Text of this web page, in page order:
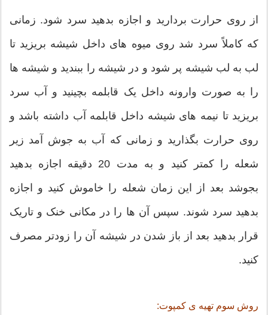
از روی حرارت بردارید و اجازه بدهید سرد شود. زمانی
که کاملاً سرد شد روی میوه های داخل شیشه بریزید تا
لب به لب شیشه پر شود و در شیشه را ببندید و شیشه ها
را به صورت وارونه داخل یک قابلمه بچینید و آب سرد
بریزید تا نیمه های شیشه داخل قابلمه آب داشته باشد و
روی حرارت بگذارید و زمانی که آب به جوش آمد زیر
شعله را کمتر کنید و به مدت 20 دقیقه اجازه بدهید
بجوشد بعد از این زمان شعله را خاموش کنید و اجازه
بدهید سرد شوند. سپس آن ها را در مکانی خنک و تاریک
قرار بدهید بعد از باز شدن در شیشه آن را زودتر مصرف
کنید.
روش سوم تهیه ی کمپوت: